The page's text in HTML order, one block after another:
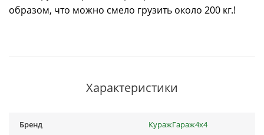
образом, что можно смело грузить около 200 кг.!
Характеристики
Бренд КуражГараж4х4